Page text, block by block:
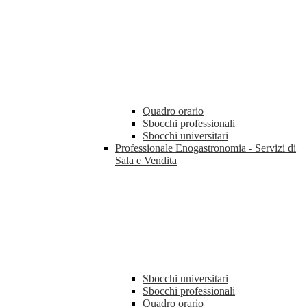
Quadro orario
Sbocchi professionali
Sbocchi universitari
Professionale Enogastronomia - Servizi di
Sala e Vendita
Sbocchi universitari
Sbocchi professionali
Quadro orario